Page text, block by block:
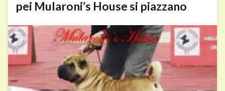
pei Mularoni’s House si piazzano